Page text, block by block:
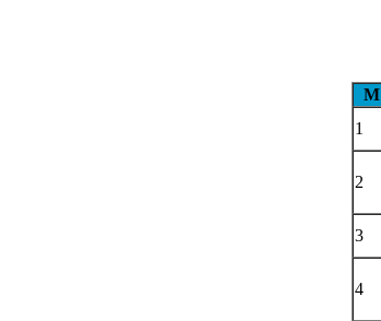
M
1
2
3
4